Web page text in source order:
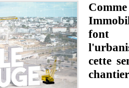
font
cette